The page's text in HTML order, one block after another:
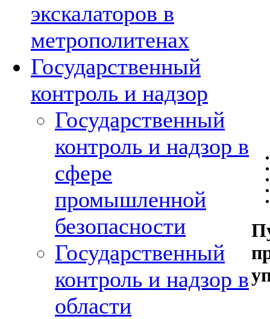
экскалаторов в
метрополитенах
Государственный
контроль и надзор
Государственный
контроль и надзор в
сфере
промышленной
безопасности
Государственный
контроль и надзор в
области